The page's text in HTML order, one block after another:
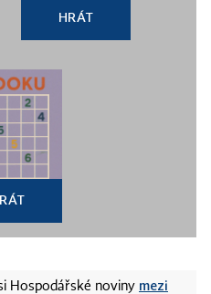
HRÁT
Hospodářské noviny mezi